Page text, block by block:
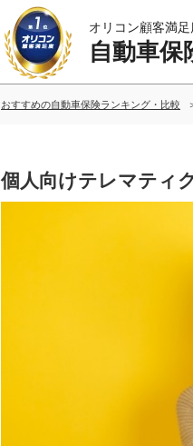
オリコン顧客満
自動車保
おすすめの自動車保険ランキング・比較
個人向けテレマティ